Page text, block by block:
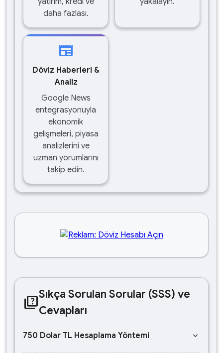
daha fazlası.
newspaper
Döviz Haberleri &
Analiz
Google News
entegrasyonuyla
ekonomik
gelişmeleri, piyasa
analizlerini ve
uzman yorumlarını
takip edin.
quizSıkça Sorulan Sorular (SSS) ve
Cevapları
750 Dolar TL Hesaplama Yöntemi keyboard_arrow_down